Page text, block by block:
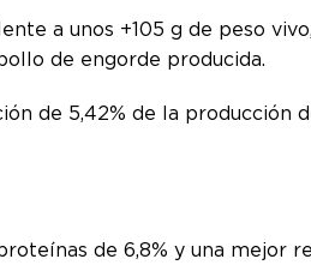
a unos +105 g de peso
de engorde producida.
de 5,42% de la producción
de 6,8% y una mejor